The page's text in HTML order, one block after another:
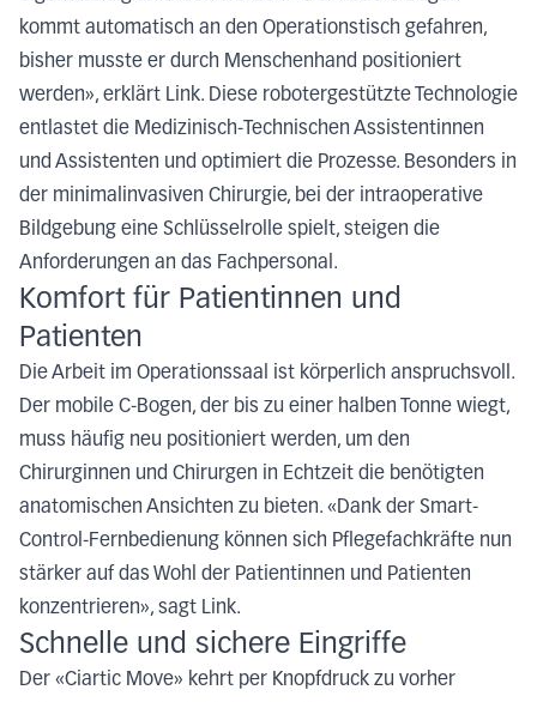
kommt automatisch an den Operationstisch gefahren,
bisher musste er durch Menschenhand positioniert
werden», erklärt Link. Diese robotergestützte Technologie
entlastet die Medizinisch-Technischen Assistentinnen
und Assistenten und optimiert die Prozesse. Besonders in
der minimalinvasiven Chirurgie, bei der intraoperative
Bildgebung eine Schlüsselrolle spielt, steigen die
Anforderungen an das Fachpersonal.
Komfort für Patientinnen und
Patienten
Die Arbeit im Operationssaal ist körperlich anspruchsvoll.
Der mobile C-Bogen, der bis zu einer halben Tonne wiegt,
muss häufig neu positioniert werden, um den
Chirurginnen und Chirurgen in Echtzeit die benötigten
anatomischen Ansichten zu bieten. «Dank der Smart-
Control-Fernbedienung können sich Pflegefachkräfte nun
stärker auf das Wohl der Patientinnen und Patienten
konzentrieren», sagt Link.
Schnelle und sichere Eingriffe
Der «Ciartic Move» kehrt per Knopfdruck zu vorher